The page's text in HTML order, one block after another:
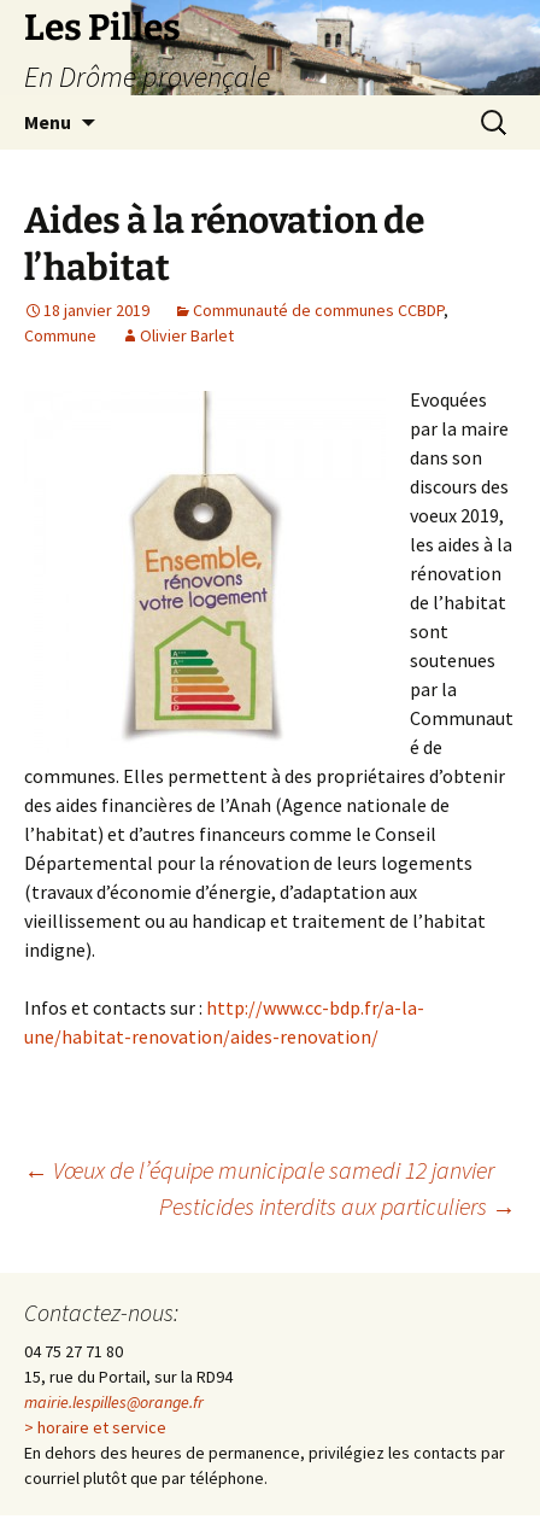
Les Pilles
En Drôme provençale
Menu
Aides à la rénovation de
l’habitat
18 janvier 2019 Communauté de communes CCBDP,
Commune
Olivier Barlet
Evoquées
par la maire
dans son
discours des
voeux 2019,
les aides à la
rénovation
de l’habitat
sont
soutenues
par la
Communaut
é de
communes. Elles permettent à des propriétaires d’obtenir
des aides financières de l’Anah (Agence nationale de
l’habitat) et d’autres financeurs comme le Conseil
Départemental pour la rénovation de leurs logements
(travaux d’économie d’énergie, d’adaptation aux
vieillissement ou au handicap et traitement de l’habitat
indigne).
Infos et contacts sur : http://www.cc-bdp.fr/a-la-
une/habitat-renovation/aides-renovation/
Navigation
des
articles
← Vœux de l’équipe municipale samedi 12 janvier
Pesticides interdits aux particuliers →
Contactez-nous:
04 75 27 71 80
15, rue du Portail, sur la RD94
mairie.lespilles@orange.fr
> horaire et service
En dehors des heures de permanence, privilégiez les contacts par
courriel plutôt que par téléphone.